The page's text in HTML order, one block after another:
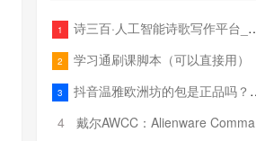
1 诗三百·人工智能诗歌写作平台_在线作诗机_藏头诗生成器_电脑对联_姓名作诗
2 学习通刷课脚本（可以直接用）
3
抖音温雅欧洲坊的包是正品吗？温雅卖的包为啥那么便宜？
4
戴尔AWCC：Alienware Command Center 故障排除方法，里面附有超全详解呦，快来快来，欢迎观看~